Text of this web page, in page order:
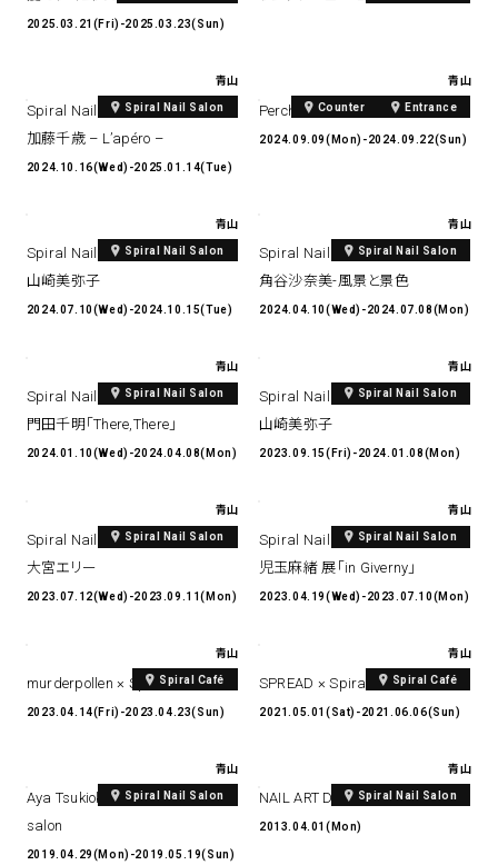
2025.03.21(Fri)-2025.03.23(Sun)
青山
Spiral Nail Salon
Spiral Nail Salon Art #7
加藤千歳 – L’apéro –
2024.10.16(Wed)-2025.01.14(Tue)
青山
Counter Entrance
Perch
2024.09.09(Mon)-2024.09.22(Sun)
青山
Spiral Nail Salon
Spiral Nail Salon Art #6
山崎美弥子
2024.07.10(Wed)-2024.10.15(Tue)
青山
Spiral Nail Salon
Spiral Nail Salon Art #5
角谷沙奈美-風景と景色
2024.04.10(Wed)-2024.07.08(Mon)
青山
Spiral Nail Salon
Spiral Nail Salon Art #4
門田千明「There,There」
2024.01.10(Wed)-2024.04.08(Mon)
青山
Spiral Nail Salon
Spiral Nail Salon Art #3
山崎美弥子
2023.09.15(Fri)-2024.01.08(Mon)
青山
Spiral Nail Salon
Spiral Nail Salon Art #2
大宮エリー
2023.07.12(Wed)-2023.09.11(Mon)
青山
Spiral Nail Salon
Spiral Nail Salon Art #1
児玉麻緒 展「in Giverny」
2023.04.19(Wed)-2023.07.10(Mon)
青山
Spiral Café
murderpollen × Spiral Café
2023.04.14(Fri)-2023.04.23(Sun)
青山
Spiral Café
SPREAD × Spiral Café
2021.05.01(Sat)-2021.06.06(Sun)
青山
Spiral Nail Salon
Aya Tsukioka ✕ amoem nail
salon
2019.04.29(Mon)-2019.05.19(Sun)
青山
Spiral Nail Salon
NAIL ART DESIGN BOOK
2013.04.01(Mon)